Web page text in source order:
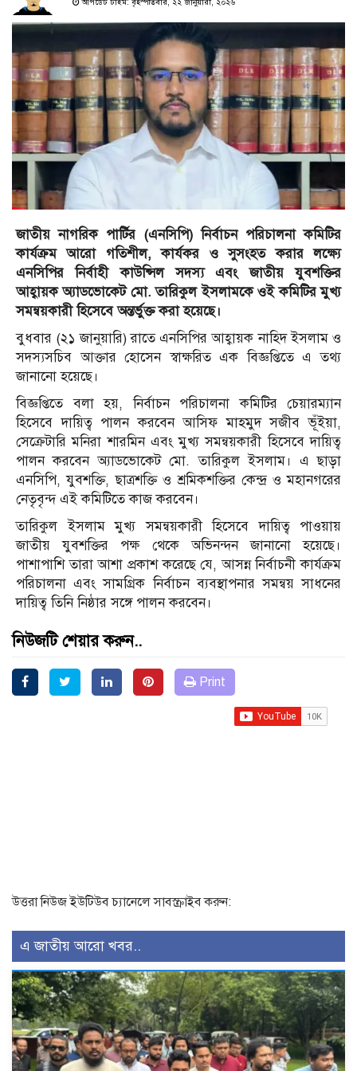
আপডেট টাইম: বৃহস্পতিবার, ২২ জানুয়ারী, ২০২৬
জাতীয় নাগরিক পার্টির (এনসিপি) নির্বাচন পরিচালনা কমিটির
কার্যক্রম আরো গতিশীল, কার্যকর ও সুসংহত করার লক্ষ্যে
এনসিপির নির্বাহী কাউন্সিল সদস্য এবং জাতীয় যুবশক্তির
আহ্বায়ক অ্যাডভোকেট মো. তারিকুল ইসলামকে ওই কমিটির মুখ্য
সমন্বয়কারী হিসেবে অন্তর্ভুক্ত করা হয়েছে।
বুধবার (২১ জানুয়ারি) রাতে এনসিপির আহ্বায়ক নাহিদ ইসলাম ও
সদস্যসচিব আক্তার হোসেন স্বাক্ষরিত এক বিজ্ঞপ্তিতে এ তথ্য
জানানো হয়েছে।
বিজ্ঞপ্তিতে বলা হয়, নির্বাচন পরিচালনা কমিটির চেয়ারম্যান
হিসেবে দায়িত্ব পালন করবেন আসিফ মাহমুদ সজীব ভূঁইয়া,
সেক্রেটারি মনিরা শারমিন এবং মুখ্য সমন্বয়কারী হিসেবে দায়িত্ব
পালন করবেন অ্যাডভোকেট মো. তারিকুল ইসলাম। এ ছাড়া
এনসিপি, যুবশক্তি, ছাত্রশক্তি ও শ্রমিকশক্তির কেন্দ্র ও মহানগরের
নেতৃবৃন্দ এই কমিটিতে কাজ করবেন।
তারিকুল ইসলাম মুখ্য সমন্বয়কারী হিসেবে দায়িত্ব পাওয়ায়
জাতীয় যুবশক্তির পক্ষ থেকে অভিনন্দন জানানো হয়েছে।
পাশাপাশি তারা আশা প্রকাশ করেছে যে, আসন্ন নির্বাচনী কার্যক্রম
পরিচালনা এবং সামগ্রিক নির্বাচন ব্যবস্থাপনার সমন্বয় সাধনের
দায়িত্ব তিনি নিষ্ঠার সঙ্গে পালন করবেন।
নিউজটি শেয়ার করুন..
Print
উত্তরা নিউজ ইউটিউব চ্যানেলে সাবস্ক্রাইব করুন:
এ জাতীয় আরো খবর..